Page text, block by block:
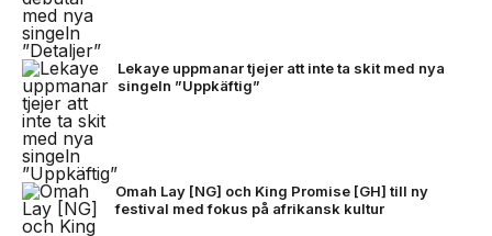
Lekaye uppmanar tjejer att inte ta skit med nya
singeln ”Uppkäftig”
Omah Lay [NG] och King Promise [GH] till ny
festival med fokus på afrikansk kultur